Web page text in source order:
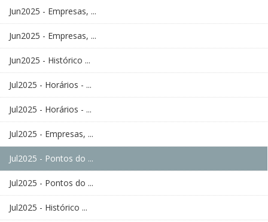
Jun2025 - Empresas, ...
Jun2025 - Empresas, ...
Jun2025 - Histórico ...
Jul2025 - Horários - ...
Jul2025 - Horários - ...
Jul2025 - Empresas, ...
Jul2025 - Pontos do ...
Jul2025 - Pontos do ...
Jul2025 - Histórico ...